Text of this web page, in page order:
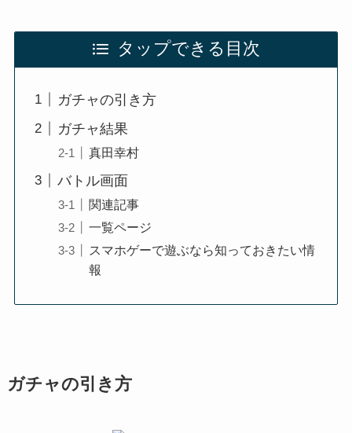
タップできる目次
ガチャの引き方
ガチャ結果
真田幸村
バトル画面
関連記事
一覧ページ
スマホゲーで遊ぶなら知っておきたい情
報
ガチャの引き方